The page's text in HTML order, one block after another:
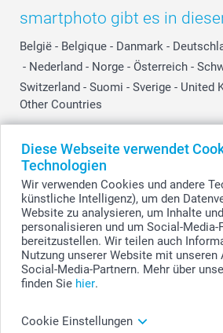
Diese Webseite verwendet
Technologien
Wir verwenden Cookies und andere
künstliche Intelligenz), um den
Website zu analysieren, um Inhalte
personalisieren und um Social-Media-
bereitzustellen. Wir teilen auch
Nutzung unserer Website mit unseren
Social-Media-Partnern. Mehr über
finden Sie hier.
Cookie Einstellungen
smartphoto gibt es in
België - Belgique - Danmark -
- Nederland - Norge - Österreich -
Switzerland - Suomi - Sverige - United
Other Countries
© smartphoto Group. Alle Rechte
Alle Preise verstehen sich in Schweizer Franken